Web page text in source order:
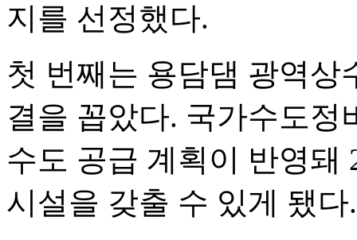
지를 선정했다.
첫 번째는 용담댐 광역상
결을 꼽았다. 국가수도
수도 공급 계획이 반영돼
시설을 갖출 수 있게 됐다.